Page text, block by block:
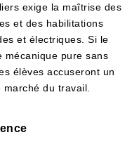
exige la maîtrise des
et des habilitations
et électriques. Si le
mécanique pure sans
élèves accuseront un
du travail.